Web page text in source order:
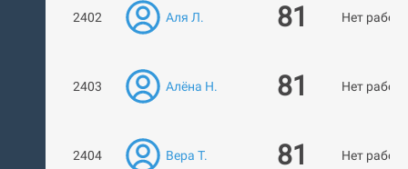
2402 Аля Л. 81 Нет работ
2403 Алёна Н. 81 Нет работ
2404 Вера Т. 81 Нет работ